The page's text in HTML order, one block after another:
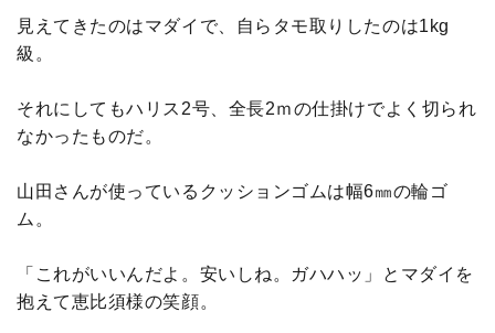
見えてきたのはマダイで、自らタモ取りしたのは1kg
級。
それにしてもハリス2号、全長2ｍの仕掛けでよく切られ
なかったものだ。
山田さんが使っているクッションゴムは幅6㎜の輪ゴ
ム。
「これがいいんだよ。安いしね。ガハハッ」とマダイを
抱えて恵比須様の笑顔。